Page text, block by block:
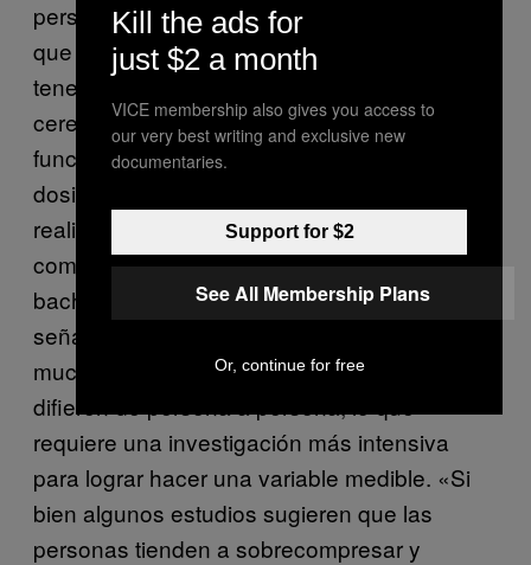
persona se ven más afectadas por el alcohol
que por la marihuana. “La marihuana puede
tener un efecto peculiar en el cerebelo de tu
cerebro, que es responsable del
funcionamiento motor. Dependiendo de la
dosis consumida, esto puede dificultar el
realizar múltiples tareas cognitivas a la vez,
como sería conducir, seguir el GPS y evitar
baches o permanecer en tu carril». Punia
señala que los efectos de la marihuana son
mucho más subjetivos que los del alcohol y
difieren de persona a persona, lo que
requiere una investigación más intensiva
para lograr hacer una variable medible. «Si
bien algunos estudios sugieren que las
personas tienden a sobrecompresar y
Kill the ads for
just $2 a month
VICE membership also gives you access to
our very best writing and exclusive new
documentaries.
Support for $2
See All Membership Plans
Or, continue for free